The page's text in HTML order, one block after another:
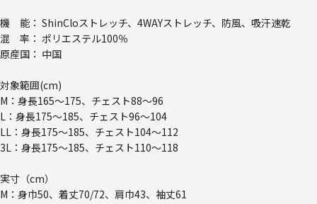
機 能： ShinCloストレッチ、4WAYストレッチ、防風、吸汗速乾
混 率： ポリエステル100％
原産国： 中国
対象範囲(cm)
M：身長165～175、チェスト88～96
L：身長175～185、チェスト96～104
LL：身長175～185、チェスト104～112
3L：身長175～185、チェスト110～118
実寸（cm）
M：身巾50、着丈70/72、肩巾43、袖丈61